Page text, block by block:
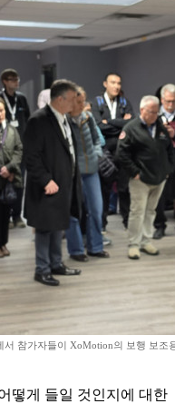
참가자들이 XoMotion의 보행 보조
떻게 들일 것인지에 대한